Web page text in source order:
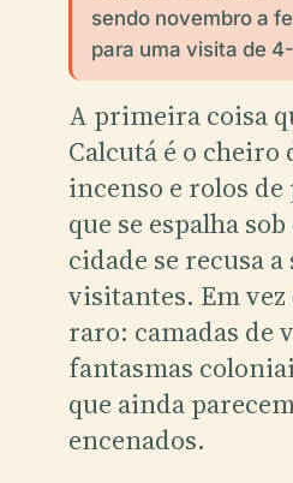
sendo novembro a
para uma visita de
A primeira coisa
Calcutá é o
incenso e rolos
que se espalha
cidade se recusa
visitantes. Em
raro: camadas de
fantasmas
que ainda
encenados.